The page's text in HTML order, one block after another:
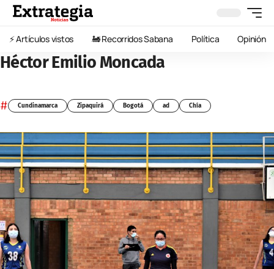
⚡️ Artículos vistos 🚂 Recorridos Sabana Política Opinión
Héctor Emilio Moncada
# Cundinamarca Zipaquirá Bogotá ad Chía